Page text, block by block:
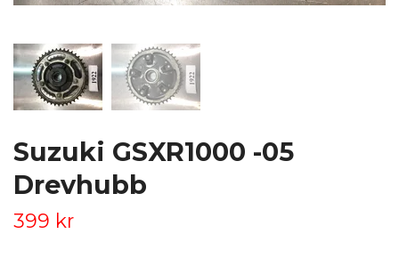
Suzuki GSXR1000 -05
Drevhubb
399 kr